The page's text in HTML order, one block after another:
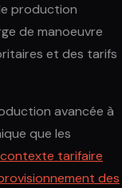
production
de manoeuvre
et des tarifs
avancée à
que les
tarifaire
des